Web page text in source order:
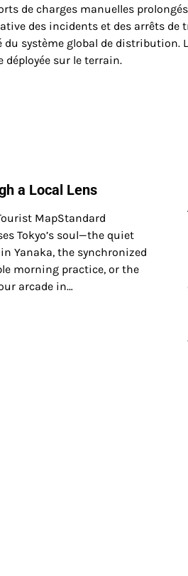
de charges manuelles
des incidents et des arrêts de
système global de
sur le terrain.
a Local Lens
MapStandard
Tokyo’s soul—the quiet
Yanaka, the synchronized
morning practice, or the
arcade in…